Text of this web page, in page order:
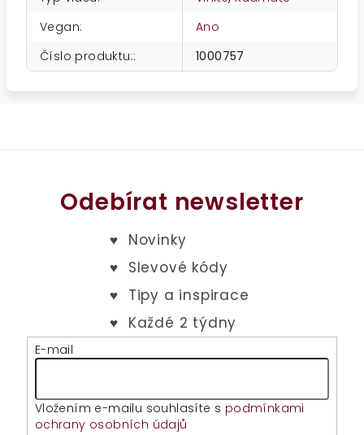
Vegan:
Ano
Číslo produktu:: 1000757
Odebírat newsletter
E-mail
Vložením e-mailu souhlasíte s podmínkami
ochrany osobních údajů